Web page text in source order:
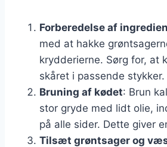
Forberedelse af
med at hakke
krydderierne. Sørg for, at
skåret i passende stykker.
Bruning af kødet: Brun
stor gryde med lidt olie,
på alle sider. Dette giver
Tilsæt grøntsager og